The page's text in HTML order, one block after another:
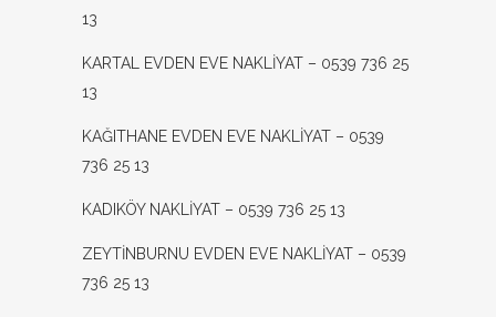
13
KARTAL EVDEN EVE NAKLİYAT – 0539 736 25
13
KAĞITHANE EVDEN EVE NAKLİYAT – 0539
736 25 13
KADIKÖY NAKLİYAT – 0539 736 25 13
ZEYTİNBURNU EVDEN EVE NAKLİYAT – 0539
736 25 13